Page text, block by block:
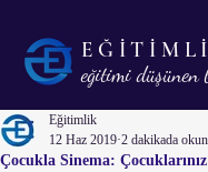
eğitimi düşünen
Çocukla Sinema:
Eğitimlik
12 Haz 2019 2 dakikada